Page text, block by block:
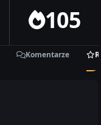
105
Komentarze